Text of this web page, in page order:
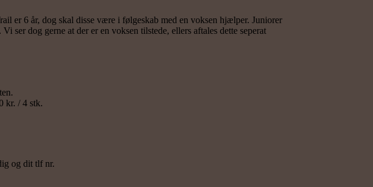
er 6 år, dog skal disse være i følgeskab med en voksen hjælper. Juniorer
ser dog gerne at der er en voksen tilstede, ellers aftales dette seperat
kr. / 4 stk.
og dit tlf nr.